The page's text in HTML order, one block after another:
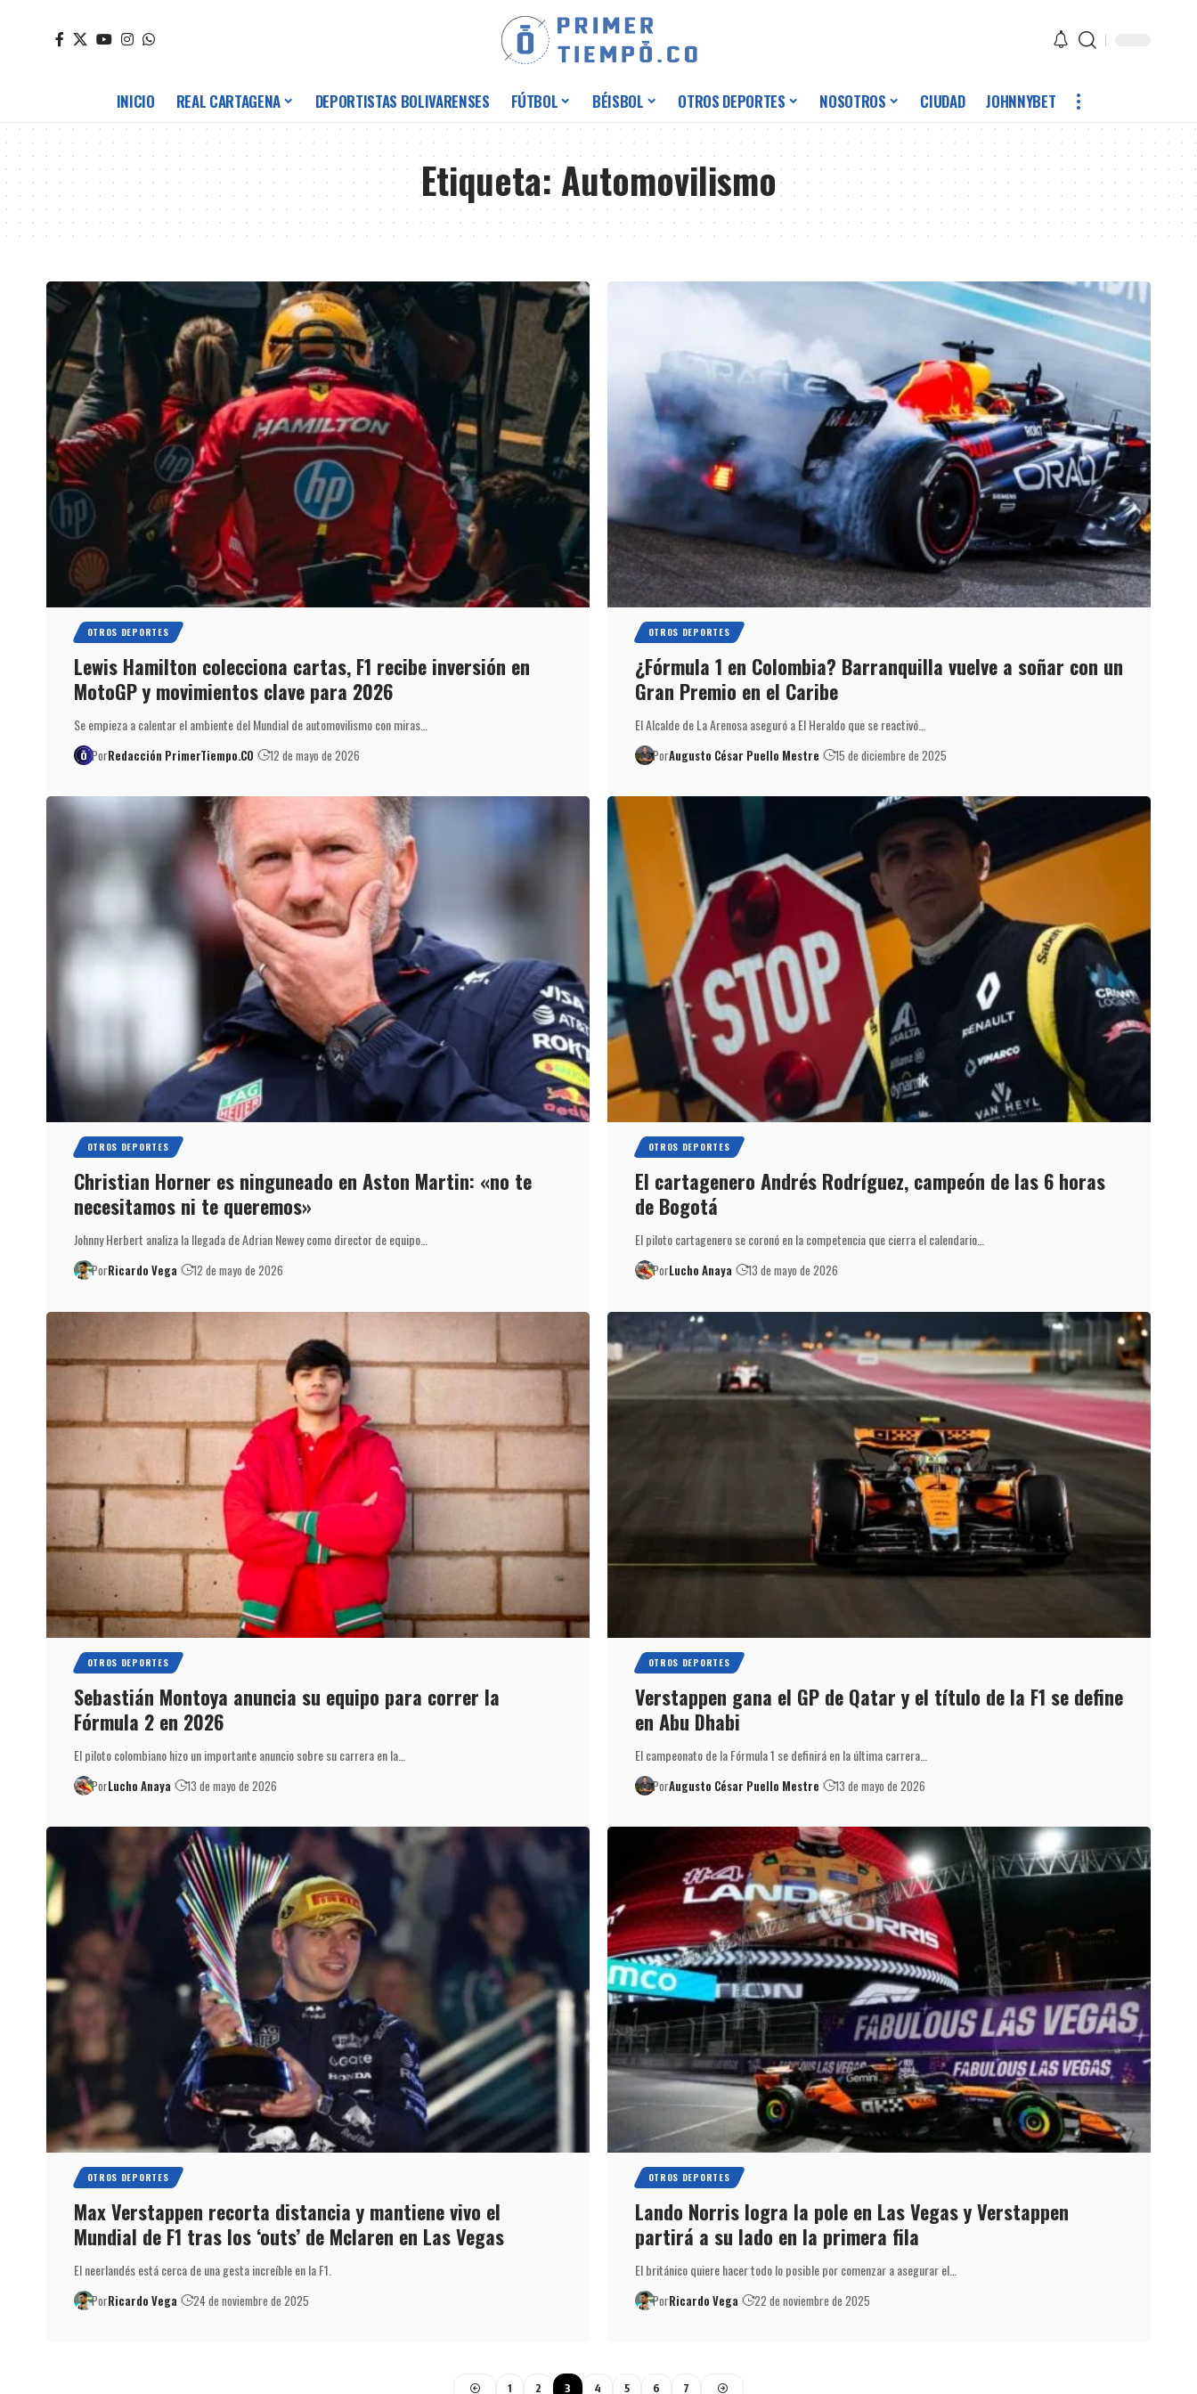
INICIO REAL CARTAGENA DEPORTISTAS BOLIVARENSES FÚTBOL BÉISBOL OTROS DEPORTES NOSOTROS CIUDAD JOHNNYBET
Etiqueta:Automovilismo
OTROS DEPORTES
Lewis Hamilton colecciona cartas, F1 recibe inversión en
MotoGP y movimientos clave para 2026
Se empieza a calentar el ambiente del Mundial de automovilismo con miras…
PorRedacción PrimerTiempo.CO 12 de mayo de 2026
OTROS DEPORTES
¿Fórmula 1 en Colombia? Barranquilla vuelve a soñar con un
Gran Premio en el Caribe
El Alcalde de La Arenosa aseguró a El Heraldo que se reactivó…
PorAugusto César Puello Mestre 15 de diciembre de 2025
OTROS DEPORTES
Christian Horner es ninguneado en Aston Martin: «no te
necesitamos ni te queremos»
Johnny Herbert analiza la llegada de Adrian Newey como director de equipo…
PorRicardo Vega 12 de mayo de 2026
OTROS DEPORTES
El cartagenero Andrés Rodríguez, campeón de las 6 horas
de Bogotá
El piloto cartagenero se coronó en la competencia que cierra el calendario…
PorLucho Anaya 13 de mayo de 2026
OTROS DEPORTES
Sebastián Montoya anuncia su equipo para correr la
Fórmula 2 en 2026
El piloto colombiano hizo un importante anuncio sobre su carrera en la…
PorLucho Anaya 13 de mayo de 2026
OTROS DEPORTES
Verstappen gana el GP de Qatar y el título de la F1 se define
en Abu Dhabi
El campeonato de la Fórmula 1 se definirá en la última carrera…
PorAugusto César Puello Mestre 13 de mayo de 2026
OTROS DEPORTES
Max Verstappen recorta distancia y mantiene vivo el
Mundial de F1 tras los ‘outs’ de Mclaren en Las Vegas
El neerlandés está cerca de una gesta increíble en la F1.
PorRicardo Vega 24 de noviembre de 2025
OTROS DEPORTES
Lando Norris logra la pole en Las Vegas y Verstappen
partirá a su lado en la primera fila
El británico quiere hacer todo lo posible por comenzar a asegurar el…
PorRicardo Vega 22 de noviembre de 2025
1 2 3 4 5 6 7